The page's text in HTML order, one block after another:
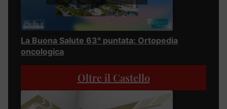
La Buona Salute 63° puntata: Ortopedia
oncologica
Oltre il Castello